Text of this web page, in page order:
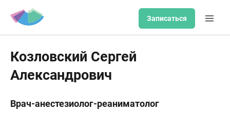
Записаться
Козловский Сергей
Александрович
Врач-анестезиолог-реаниматолог